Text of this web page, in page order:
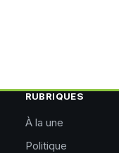
RUBRIQUES
À la une
Politique